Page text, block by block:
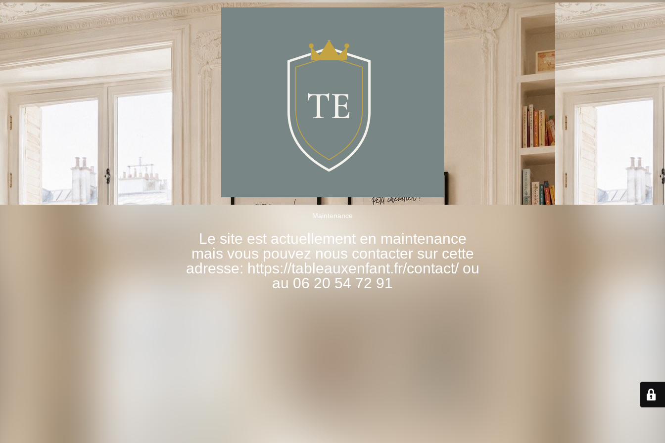
Maintenance
Le site est actuellement en maintenance
mais vous pouvez nous contacter sur cette
adresse: https://tableauxenfant.fr/contact/ ou
au 06 20 54 72 91